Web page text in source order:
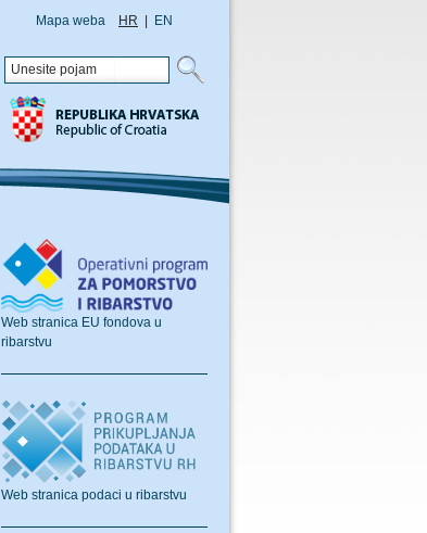
Mapa weba HR EN
Web stranica EU fondova u
ribarstvu
Web stranica podaci u ribarstvu